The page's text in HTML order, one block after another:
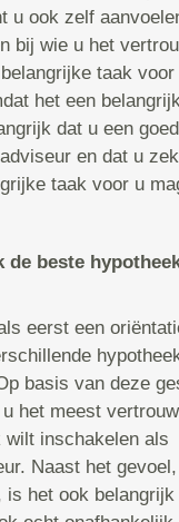
u ook zelf
bij wie u het
taak
het een
dat u een
en dat u
taak voor u
de beste
eerst een
basis van deze
het meest
wilt inschakelen als
Naast het
is het ook